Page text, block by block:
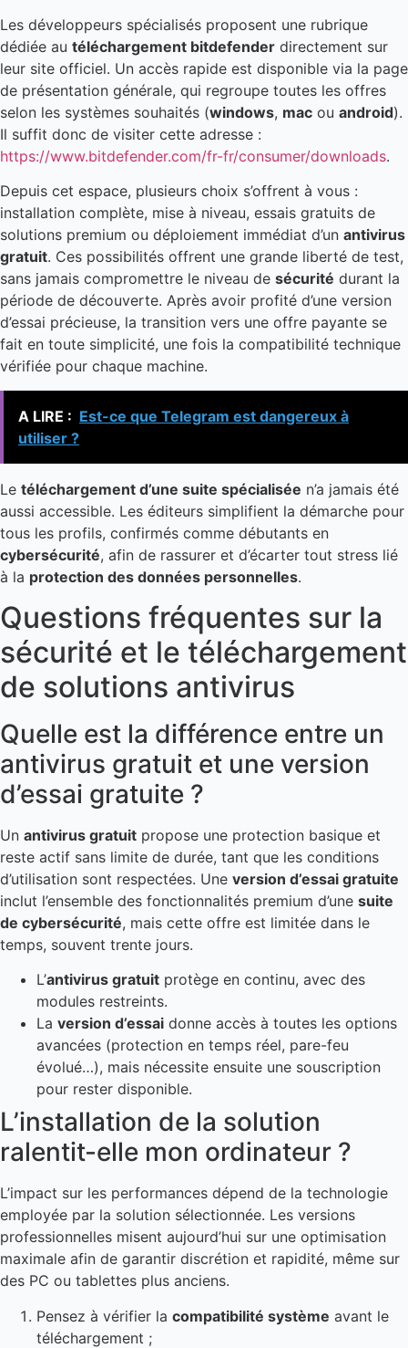
Les développeurs spécialisés proposent une rubrique
dédiée au téléchargement bitdefender directement sur
leur site officiel. Un accès rapide est disponible via la page
de présentation générale, qui regroupe toutes les offres
selon les systèmes souhaités (windows, mac ou android).
Il suffit donc de visiter cette adresse :
https://www.bitdefender.com/fr-fr/consumer/downloads.
Depuis cet espace, plusieurs choix s’offrent à vous :
installation complète, mise à niveau, essais gratuits de
solutions premium ou déploiement immédiat d’un antivirus
gratuit. Ces possibilités offrent une grande liberté de test,
sans jamais compromettre le niveau de sécurité durant la
période de découverte. Après avoir profité d’une version
d’essai précieuse, la transition vers une offre payante se
fait en toute simplicité, une fois la compatibilité technique
vérifiée pour chaque machine.
A LIRE : Est-ce que Telegram est dangereux à
utiliser ?
Le téléchargement d’une suite spécialisée n’a jamais été
aussi accessible. Les éditeurs simplifient la démarche pour
tous les profils, confirmés comme débutants en
cybersécurité, afin de rassurer et d’écarter tout stress lié
à la protection des données personnelles.
Questions fréquentes sur la
sécurité et le téléchargement
de solutions antivirus
Quelle est la différence entre un
antivirus gratuit et une version
d’essai gratuite ?
Un antivirus gratuit propose une protection basique et
reste actif sans limite de durée, tant que les conditions
d’utilisation sont respectées. Une version d’essai gratuite
inclut l’ensemble des fonctionnalités premium d’une suite
de cybersécurité, mais cette offre est limitée dans le
temps, souvent trente jours.
L’antivirus gratuit protège en continu, avec des
modules restreints.
La version d’essai donne accès à toutes les options
avancées (protection en temps réel, pare-feu
évolué…), mais nécessite ensuite une souscription
pour rester disponible.
L’installation de la solution
ralentit-elle mon ordinateur ?
L’impact sur les performances dépend de la technologie
employée par la solution sélectionnée. Les versions
professionnelles misent aujourd’hui sur une optimisation
maximale afin de garantir discrétion et rapidité, même sur
des PC ou tablettes plus anciens.
Pensez à vérifier la compatibilité système avant le
téléchargement ;